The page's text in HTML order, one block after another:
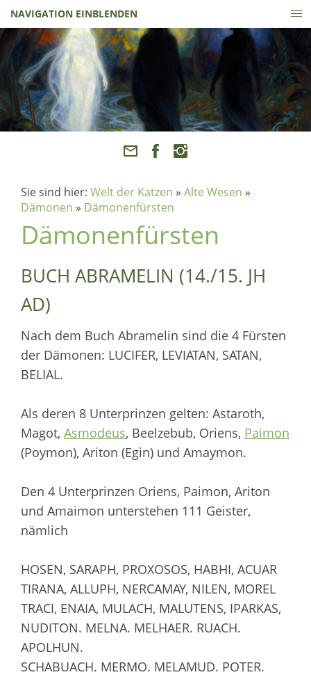
NAVIGATION EINBLENDEN
Sie sind hier: Welt der Katzen » Alte Wesen »
Dämonen » Dämonenfürsten
Dämonenfürsten
BUCH ABRAMELIN (14./15. JH
AD)
Nach dem Buch Abramelin sind die 4 Fürsten
der Dämonen: LUCIFER, LEVIATAN, SATAN,
BELIAL.
Als deren 8 Unterprinzen gelten: Astaroth,
Magot, Asmodeus, Beelzebub, Oriens, Paimon
(Poymon), Ariton (Egin) und Amaymon.
Den 4 Unterprinzen Oriens, Paimon, Ariton
und Amaimon unterstehen 111 Geister,
nämlich
HOSEN, SARAPH, PROXOSOS, HABHI, ACUAR
TIRANA, ALLUPH, NERCAMAY, NILEN, MOREL
TRACI, ENAIA, MULACH, MALUTENS, IPARKAS,
NUDITON. MELNA. MELHAER. RUACH.
APOLHUN.
SCHABUACH. MERMO. MELAMUD. POTER.